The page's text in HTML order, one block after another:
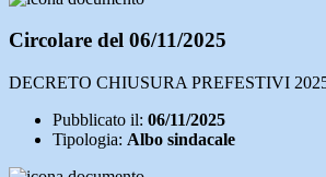
Circolare del 06/11/2025
DECRETO CHIUSURA PREFESTIVI
Pubblicato il: 06/11/2025
Tipologia: Albo sindacale